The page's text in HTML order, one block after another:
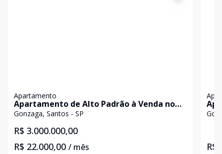
Apartamento
Apartamento de Alto Padrão à Venda no
Gonzaga em Santos | 192 m² | 3 Suítes |
Gonzaga, Santos - SP
R$ 3.000.000,00
R$ 22.000,00 / mês R$